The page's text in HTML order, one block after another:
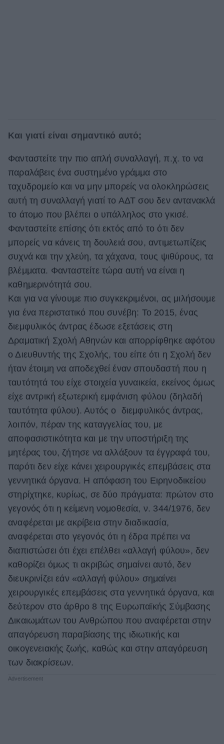
Και γιατί είναι σημαντικό αυτό;
Φανταστείτε την πιο απλή συναλλαγή, π.χ. το να
παραλάβεις ένα συστημένο γράμμα στο
ταχυδρομείο και να μην μπορείς να ολοκληρώσεις
αυτή τη συναλλαγή γιατί το ΑΔΤ σου δεν αντανακλά
το άτομο που βλέπει ο υπάλληλος στο γκισέ.
Φανταστείτε επίσης ότι εκτός από το ότι δεν
μπορείς να κάνεις τη δουλειά σου, αντιμετωπίζεις
συχνά και την χλεύη, τα χάχανα, τους ψιθύρους, τα
βλέμματα. Φανταστείτε τώρα αυτή να είναι η
καθημερινότητά σου.
Και για να γίνουμε πιο συγκεκριμένοι, ας μιλήσουμε
για ένα περιστατικό που συνέβη: Το 2015, ένας
διεμφυλικός άντρας έδωσε εξετάσεις στη
Δραματική Σχολή Αθηνών και απορρίφθηκε αφότου
ο Διευθυντής της Σχολής, του είπε ότι η Σχολή δεν
ήταν έτοιμη να αποδεχθεί έναν σπουδαστή που η
ταυτότητά του είχε στοιχεία γυναικεία, εκείνος όμως
είχε αντρική εξωτερική εμφάνιση φύλου (δηλαδή
ταυτότητα φύλου). Αυτός ο διεμφυλικός άντρας,
λοιπόν, πέραν της καταγγελίας του, με
αποφασιστικότητα και με την υποστήριξη της
μητέρας του, ζήτησε να αλλάξουν τα έγγραφά του,
παρότι δεν είχε κάνει χειρουργικές επεμβάσεις στα
γεννητικά όργανα. Η απόφαση του Ειρηνοδικείου
στηρίχτηκε, κυρίως, σε δύο πράγματα: πρώτον στο
γεγονός ότι η κείμενη νομοθεσία, ν. 344/1976, δεν
αναφέρεται με ακρίβεια στην διαδικασία,
αναφέρεται στο γεγονός ότι η έδρα πρέπει να
διαπιστώσει ότι έχει επέλθει «αλλαγή φύλου», δεν
καθορίζει όμως τι ακριβώς σημαίνει αυτό, δεν
διευκρινίζει εάν «αλλαγή φύλου» σημαίνει
χειρουργικές επεμβάσεις στα γεννητικά όργανα, και
δεύτερον στο άρθρο 8 της Ευρωπαϊκής Σύμβασης
Δικαιωμάτων του Ανθρώπου που αναφέρεται στην
απαγόρευση παραβίασης της ιδιωτικής και
οικογενειακής ζωής, καθώς και στην απαγόρευση
των διακρίσεων.